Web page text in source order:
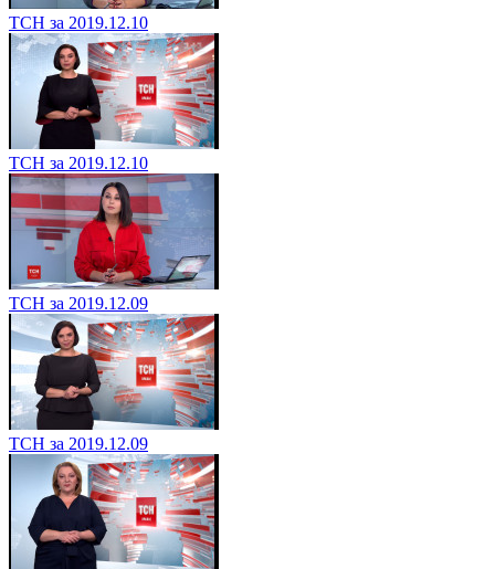
ТСН за 2019.12.10
ТСН за 2019.12.10
ТСН за 2019.12.09
ТСН за 2019.12.09